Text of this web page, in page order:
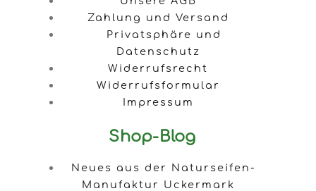
Zahlung und Versand
Privatsphäre und
Datenschutz
Widerrufsrecht
Widerrufsformular
Impressum
Shop-Blog
Neues aus der Naturseifen-
Manufaktur Uckermark